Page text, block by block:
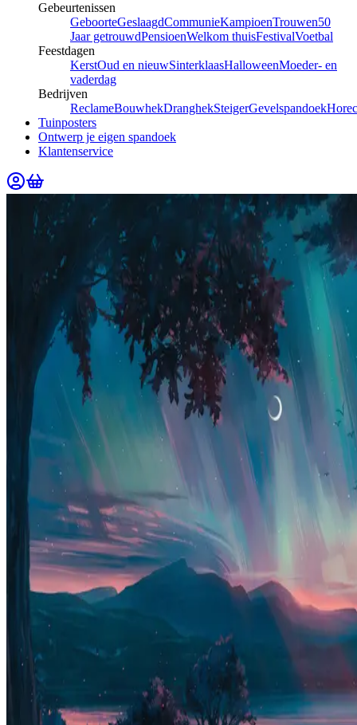
Gebeurtenissen
GeboorteGeslaagdCommunieKampioenTrouwen50
Jaar getrouwdPensioenWelkom thuisFestivalVoetbal
Feestdagen
KerstOud en nieuwSinterklaasHalloweenMoeder- en
vaderdag
Bedrijven
ReclameBouwhekDranghekSteigerGevelspandoek
Tuinposters
Ontwerp je eigen spandoek
Klantenservice